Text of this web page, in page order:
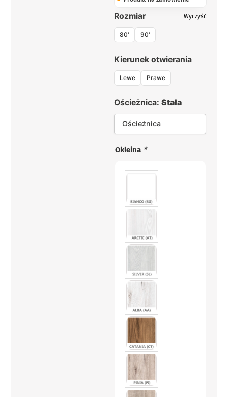
Rozmiar
80' 90'
Kierunek otwierania
Lewe Prawe
Ościeżnica: Stała
Ościeżnica
Wyczyść
Okleina *